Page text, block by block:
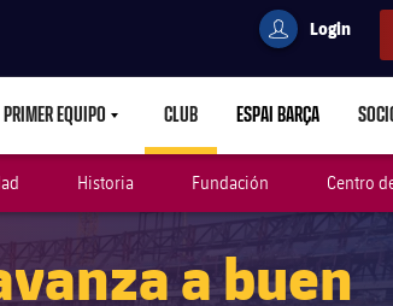
userCulers
Login
PRIMER EQUIPOLABEL.ARIA.CARETDOWN
CLUBLABEL.ARIA.CARETDOWN
ESPAI BARÇA
Historia Fundación Centro
a buen